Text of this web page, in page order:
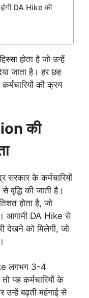
DA Hike की
होता है जो उन्हें
जाता है। हर छह
की क्रय
की
के कर्मचारियों
वृद्धि की जाती है।
होता है, जो
आगामी DA Hike से
देखने को मिलेगी, जो
लगभग 3-4
यह कर्मचारियों के
उन्हें बढ़ती महंगाई से